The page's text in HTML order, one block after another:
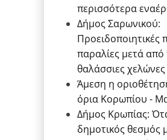
περισσότερα
Δήμος Σαρωνικού:
Προειδοποιητικές
παραλίες μετά από
θαλάσσιες χελώνες
Άμεση η
όρια Κορωπίου -
Δήμος Κρωπίας:
δημοτικός θεσμός